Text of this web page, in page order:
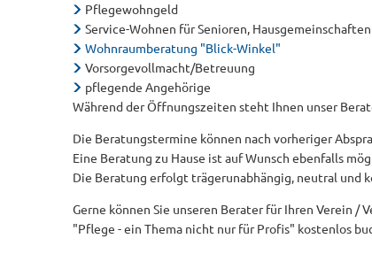
Pflegewohngeld
Service-Wohnen für Senioren,
Wohnraumberatung "Blick-Winkel"
Vorsorgevollmacht/Betreuung
pflegende Angehörige
Während der Öffnungszeiten steht Ihnen unser
Die Beratungstermine können nach vorheriger
Eine Beratung zu Hause ist auf Wunsch ebenfalls
Die Beratung erfolgt trägerunabhängig, neutral und
Gerne können Sie unseren Berater für Ihren Verein /
"Pflege - ein Thema nicht nur für Profis" kostenlos